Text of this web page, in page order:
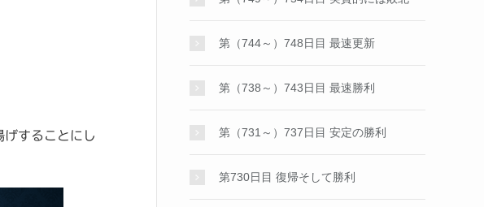
することにし
第（744～）748日目 最速更新
第（738～）743日目 最速勝利
第（731～）737日目 安定の勝利
第730日目 復帰そして勝利